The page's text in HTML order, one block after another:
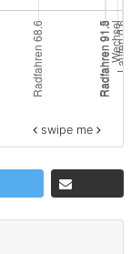
swipe me